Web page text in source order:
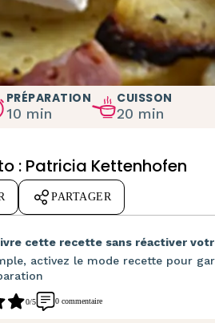
PRÉPARATION
10 min
CUISSON
20 min
: Patricia Kettenhofen
PARTAGER
cette recette sans réactiver
activez le mode recette pour
0/5 0 commentaire